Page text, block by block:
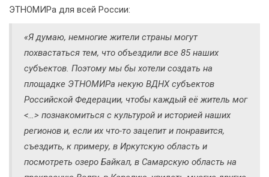
ЭТНОМИРа для всей России:
«Я думаю, немногие жители страны могут
похвастаться тем, что объездили все 85 наших
субъектов. Поэтому мы бы хотели создать на
площадке ЭТНОМИРа некую ВДНХ субъектов
Российской Федерации, чтобы каждый её житель мог
<…> познакомиться с культурой и историей наших
регионов и, если их что-то зацепит и понравится,
съездить, к примеру, в Иркутскую область и
посмотреть озеро Байкал, в Самарскую область на